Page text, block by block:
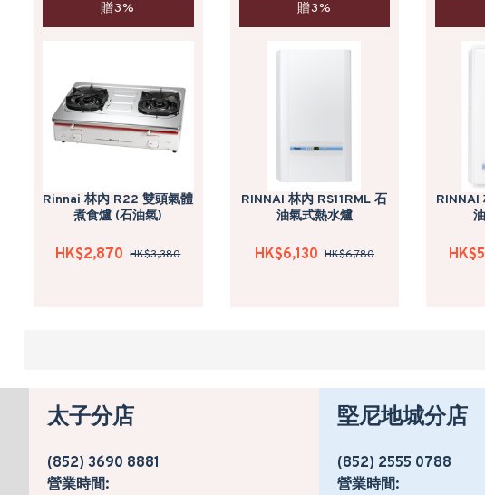
贈3%
Rinnai 林內 R22 雙頭氣體
煮食爐 (石油氣)
HK$2,870 HK$3,380
贈3%
RINNAI 林內 RS11RML 石
油氣式熱水爐
HK$6,130 HK$6,780
RINNAI
太子分店
(852) 3690 8881
營業時間:
堅尼地城分店
(852) 2555 0788
營業時間: